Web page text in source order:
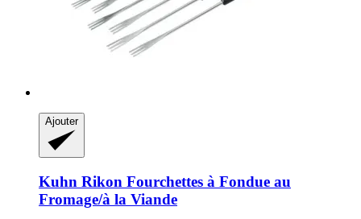
Ajouter
Kuhn Rikon Fourchettes à Fondue au
Fromage/à la Viande